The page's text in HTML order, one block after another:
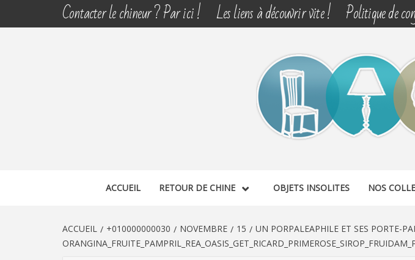
Contacter le chineur ? Par ici ! Les liens à découvrir vite ! Politique de
CHINE &
ACCUEIL RETOUR DE CHINE OBJETS INSOLITES NOS
ACCUEIL +010000000030 NOVEMBRE 15
UN PORPALEAPHILE ET SES PORTE-